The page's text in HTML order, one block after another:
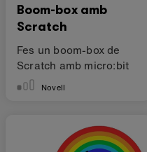
Boom-box amb
Scratch
Fes un boom-box de
Scratch amb micro:bit
Novell